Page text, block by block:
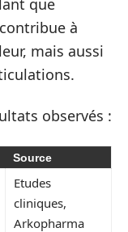
à
mais aussi
observés :
Source
Etudes
cliniques,
Arkopharma